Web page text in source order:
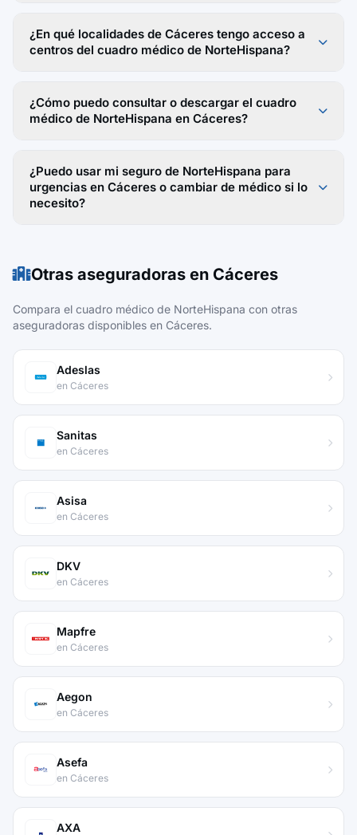
¿En qué localidades de Cáceres tengo acceso a
centros del cuadro médico de NorteHispana?
¿Cómo puedo consultar o descargar el cuadro
médico de NorteHispana en Cáceres?
¿Puedo usar mi seguro de NorteHispana para
urgencias en Cáceres o cambiar de médico si lo
necesito?
Otras aseguradoras en Cáceres
Compara el cuadro médico de NorteHispana con otras
aseguradoras disponibles en Cáceres.
Adeslas
en Cáceres
Sanitas
en Cáceres
Asisa
en Cáceres
DKV
en Cáceres
Mapfre
en Cáceres
Aegon
en Cáceres
Asefa
en Cáceres
AXA